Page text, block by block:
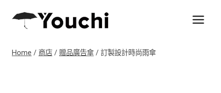
Home / 商店 / 贈品廣告傘 / 訂製設計時尚雨傘